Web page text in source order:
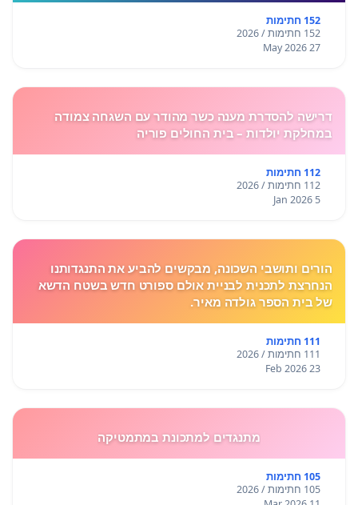
152 חתימות
152 חתימות / 2026
27 May 2026
דרישה להסדרת מענה כשר מהודר עם השגחה צמודה
במחלקת יולדות – בית החולים פוריה
112 חתימות
112 חתימות / 2026
5 Jan 2026
הורים ותושבי השכונה, מבקשים להביע את התנגדותנו
הנחרצת לתכנית לבניית אולם ספורט חדש בשטח הדשא
של בית הספר גולדה מאיר.
111 חתימות
111 חתימות / 2026
23 Feb 2026
מתנגדים למתכונת במתמטיקה
105 חתימות
105 חתימות / 2026